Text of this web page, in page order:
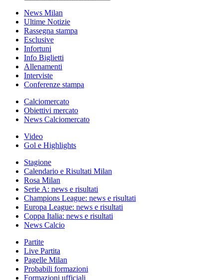
News Milan
Ultime Notizie
Rassegna stampa
Esclusive
Infortuni
Info Biglietti
Allenamenti
Interviste
Conferenze stampa
Calciomercato
Obiettivi mercato
News Calciomercato
Video
Gol e Highlights
Stagione
Calendario e Risultati Milan
Rosa Milan
Serie A: news e risultati
Champions League: news e risultati
Europa League: news e risultati
Coppa Italia: news e risultati
News Calcio
Partite
Live Partita
Pagelle Milan
Probabili formazioni
Formazioni ufficiali